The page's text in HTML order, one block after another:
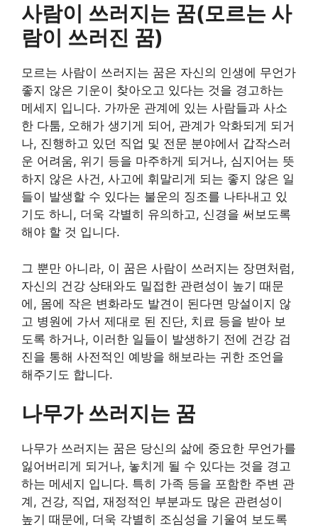
사람이 쓰러지는 꿈(모르는 사
람이 쓰러진 꿈)
모르는 사람이 쓰러지는 꿈은 자신의 인생에 무언가
좋지 않은 기운이 찾아오고 있다는 것을 경고하는
메세지 입니다. 가까운 관계에 있는 사람들과 사소
한 다툼, 오해가 생기게 되어, 관계가 악화되게 되거
나, 진행하고 있던 직업 및 전문 분야에서 갑작스러
운 어려움, 위기 등을 마주하게 되거나, 심지어는 뜻
하지 않은 사건, 사고에 휘말리게 되는 좋지 않은 일
들이 발생할 수 있다는 불운의 징조를 나타내고 있
기도 하니, 더욱 각별히 유의하고, 신경을 써보도록
해야 할 것 입니다.
그 뿐만 아니라, 이 꿈은 사람이 쓰러지는 장면처럼,
자신의 건강 상태와도 밀접한 관련성이 높기 때문
에, 몸에 작은 변화라도 발견이 된다면 망설이지 않
고 병원에 가서 제대로 된 진단, 치료 등을 받아 보
도록 하거나, 이러한 일들이 발생하기 전에 건강 검
진을 통해 사전적인 예방을 해보라는 귀한 조언을
해주기도 합니다.
나무가 쓰러지는 꿈
나무가 쓰러지는 꿈은 당신의 삶에 중요한 무언가를
잃어버리게 되거나, 놓치게 될 수 있다는 것을 경고
하는 메세지 입니다. 특히 가족 등을 포함한 주변 관
계, 건강, 직업, 재정적인 부분과도 많은 관련성이
높기 때문에, 더욱 각별히 조심성을 기울여 보도록